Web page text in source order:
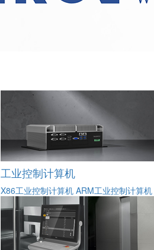
工业控制计算机
X86工业控制计算机 ARM工业控制计算机